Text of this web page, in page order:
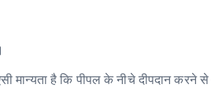
मान्यता है कि पीपल के नीचे दीपदान करने